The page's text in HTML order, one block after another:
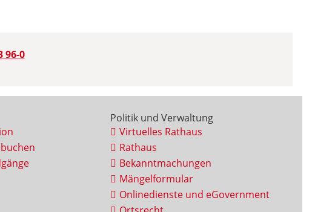
96-0
Politik und Verwaltung
Virtuelles Rathaus
Rathaus
Bekanntmachungen
Mängelformular
Onlinedienste und eGovernment